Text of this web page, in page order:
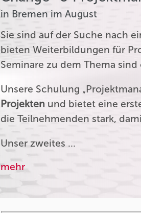
in Bremen im August
Sie sind auf der Suche nach
bieten Weiterbildungen für
Seminare zu dem Thema
Unsere Schulung
Projekten und bietet eine
die Teilnehmenden stark,
Unser zweites …
mehr